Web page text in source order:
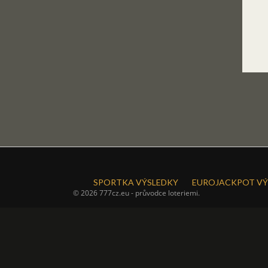
SPORTKA VÝSLEDKY EUROJACKPOT
© 2026 777cz.eu - průvodce loteriemi.